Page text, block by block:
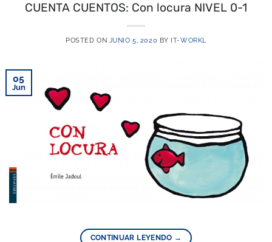
CUENTA CUENTOS: Con locura NIVEL 0-1
POSTED ON JUNIO 5, 2020 BY IT-WORKL
05
Jun
CONTINUAR LEYENDO →